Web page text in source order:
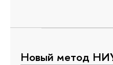
Новый метод